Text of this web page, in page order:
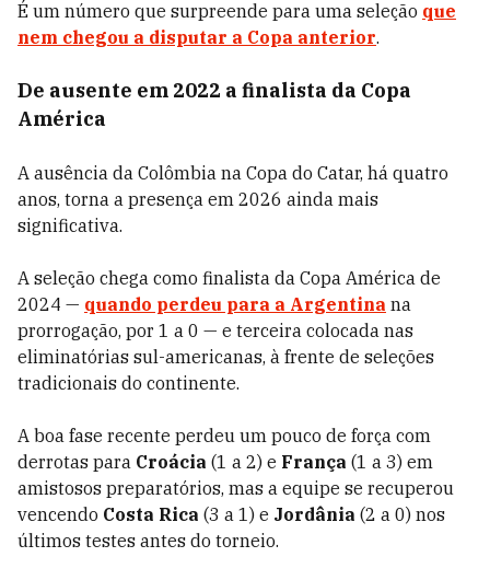
É um número que surpreende para uma seleção que
nem chegou a disputar a Copa anterior.
De ausente em 2022 a finalista da Copa
América
A ausência da Colômbia na Copa do Catar, há quatro
anos, torna a presença em 2026 ainda mais
significativa.
A seleção chega como finalista da Copa América de
2024 — quando perdeu para a Argentina na
prorrogação, por 1 a 0 — e terceira colocada nas
eliminatórias sul-americanas, à frente de seleções
tradicionais do continente.
A boa fase recente perdeu um pouco de força com
derrotas para Croácia (1 a 2) e França (1 a 3) em
amistosos preparatórios, mas a equipe se recuperou
vencendo Costa Rica (3 a 1) e Jordânia (2 a 0) nos
últimos testes antes do torneio.